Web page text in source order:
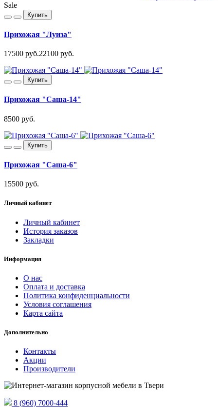
Sale
Купить
Прихожая "Луиза"
17500 руб.22100 руб.
Купить
Прихожая "Саша-14"
8500 руб.
Купить
Прихожая "Саша-6"
15500 руб.
Личный кабинет
Личный кабинет
История заказов
Закладки
Информация
О нас
Оплата и доставка
Политика конфиденциальности
Условия соглашения
Карта сайта
Дополнительно
Контакты
Акции
Производители
8 (960) 7000-444